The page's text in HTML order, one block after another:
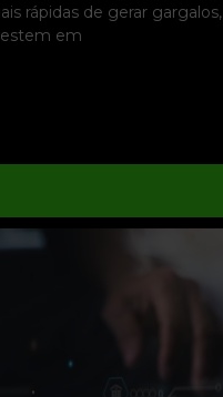
rápidas de gerar
em